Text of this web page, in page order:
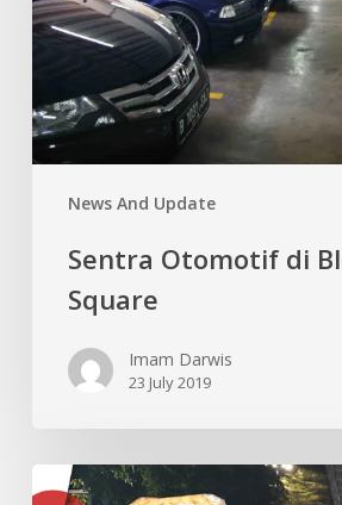
News And Update
Square
Sentra Otomotif di
Square
Imam Darwis
23 July 2019
Merakyat